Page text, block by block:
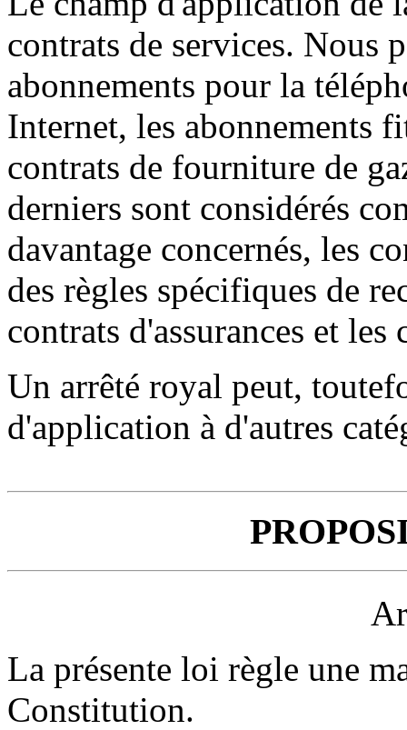
contrats de services. Nous
abonnements pour la
Internet, les abonnements
contrats de fourniture de
derniers sont considérés
davantage concernés, les
des règles spécifiques de
contrats d'assurances et
Un arrêté royal peut,
d'application à d'autres
La présente loi règle une
Constitution.